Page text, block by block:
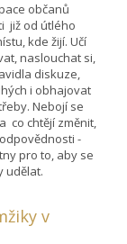
občanů
již od útlého
kde žijí. Učí
naslouchat si,
diskuze,
i obhajovat
Nebojí se
co chtějí změnit,
-
pro to, aby se
udělat.
v